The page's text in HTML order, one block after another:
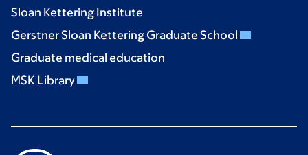
Sloan Kettering Institute
Gerstner Sloan Kettering Graduate School
Graduate medical education
MSK Library